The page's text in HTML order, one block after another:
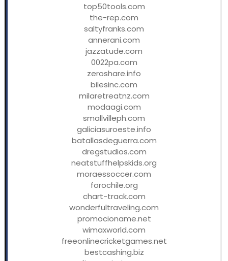
top50tools.com
the-rep.com
saltyfranks.com
annerani.com
jazzatude.com
0022pa.com
zeroshare.info
bilesinc.com
milaretreatnz.com
modaagi.com
smallvilleph.com
galiciasuroeste.info
batallasdeguerra.com
dregstudios.com
neatstuffhelpskids.org
moraessoccer.com
forochile.org
chart-track.com
wonderfultraveling.com
promocioname.net
wimaxworld.com
freeonlinecricketgames.net
bestcashing.biz